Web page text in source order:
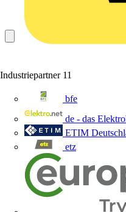
Industriepartner 11
bfe
de - das
ETIM
etz